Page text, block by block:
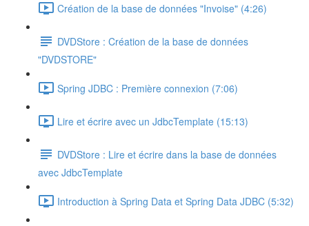
Création de la base de données "Invoise" (4:26)
DVDStore : Création de la base de données
"DVDSTORE"
Spring JDBC : Première connexion (7:06)
Lire et écrire avec un JdbcTemplate (15:13)
DVDStore : Lire et écrire dans la base de données
avec JdbcTemplate
Introduction à Spring Data et Spring Data JDBC (5:32)